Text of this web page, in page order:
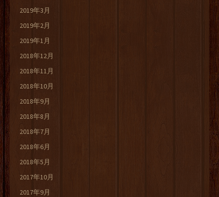
2019年3月
2019年2月
2019年1月
2018年12月
2018年11月
2018年10月
2018年9月
2018年8月
2018年7月
2018年6月
2018年5月
2017年10月
2017年9月